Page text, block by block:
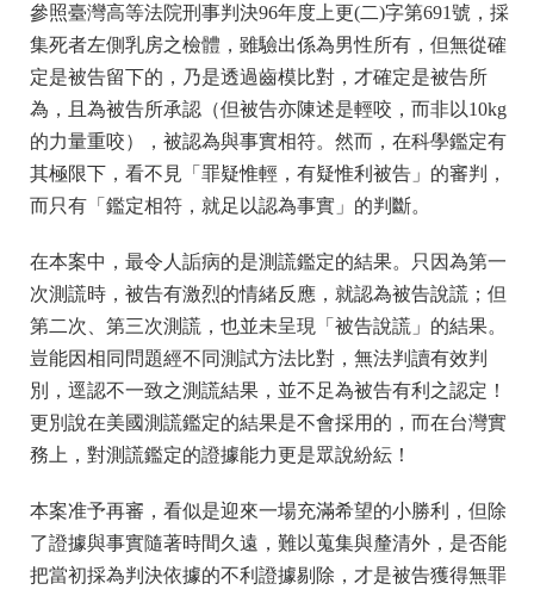
參照臺灣高等法院刑事判決96年度上更(二)字第691號，採
集死者左側乳房之檢體，雖驗出係為男性所有，但無從確
定是被告留下的，乃是透過齒模比對，才確定是被告所
為，且為被告所承認（但被告亦陳述是輕咬，而非以10kg
的力量重咬），被認為與事實相符。然而，在科學鑑定有
其極限下，看不見「罪疑惟輕，有疑惟利被告」的審判，
而只有「鑑定相符，就足以認為事實」的判斷。
在本案中，最令人詬病的是測謊鑑定的結果。只因為第一
次測謊時，被告有激烈的情緒反應，就認為被告說謊；但
第二次、第三次測謊，也並未呈現「被告說謊」的結果。
豈能因相同問題經不同測試方法比對，無法判讀有效判
別，逕認不一致之測謊結果，並不足為被告有利之認定！
更別說在美國測謊鑑定的結果是不會採用的，而在台灣實
務上，對測謊鑑定的證據能力更是眾說紛紜！
本案准予再審，看似是迎來一場充滿希望的小勝利，但除
了證據與事實隨著時間久遠，難以蒐集與釐清外，是否能
把當初採為判決依據的不利證據剔除，才是被告獲得無罪